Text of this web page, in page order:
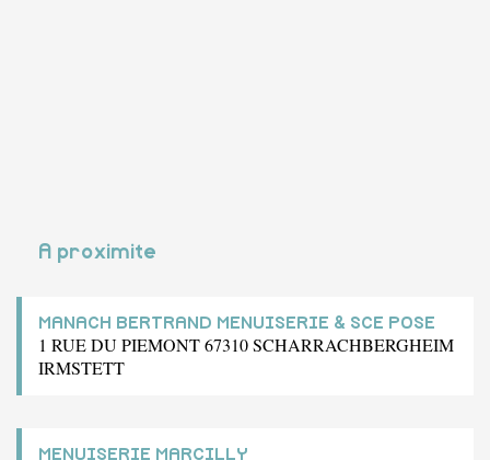
A proximite
MANACH BERTRAND MENUISERIE & SCE POSE
1 RUE DU PIEMONT 67310 SCHARRACHBERGHEIM
IRMSTETT
MENUISERIE MARCILLY